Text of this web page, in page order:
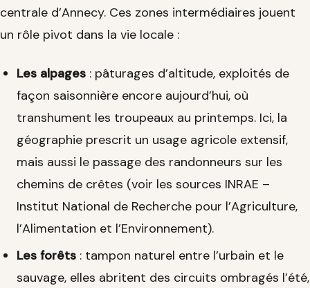
centrale d’Annecy. Ces zones intermédiaires jouent
un rôle pivot dans la vie locale :
Les alpages : pâturages d’altitude, exploités de
façon saisonnière encore aujourd’hui, où
transhument les troupeaux au printemps. Ici, la
géographie prescrit un usage agricole extensif,
mais aussi le passage des randonneurs sur les
chemins de crêtes (voir les sources INRAE –
Institut National de Recherche pour l’Agriculture,
l’Alimentation et l’Environnement).
Les forêts : tampon naturel entre l’urbain et le
sauvage, elles abritent des circuits ombragés l’été,